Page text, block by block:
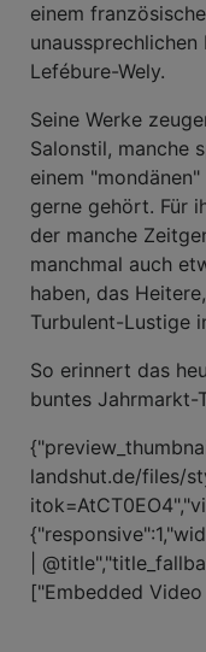
einem
Lefébure-Wely.
Seine Werke
Salonstil, manche
einem
gerne gehört. Für
der manche
manchmal auch
haben, das
Turbulent-Lustige
So erinnert das
buntes Jahrmarkt-
landshut.de/files/
|
["Embedded